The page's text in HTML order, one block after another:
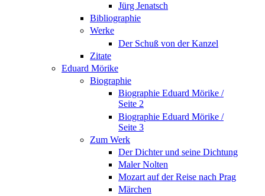
Jürg Jenatsch
Bibliographie
Werke
Der Schuß von der Kanzel
Zitate
Eduard Mörike
Biographie
Biographie Eduard Mörike /
Seite 2
Biographie Eduard Mörike /
Seite 3
Zum Werk
Der Dichter und seine Dichtung
Maler Nolten
Mozart auf der Reise nach Prag
Märchen